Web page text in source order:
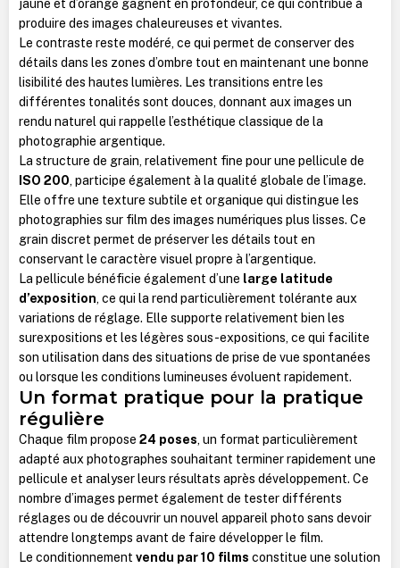
jaune et d’orange gagnent en profondeur, ce qui contribue à
produire des images chaleureuses et vivantes.
Le contraste reste modéré, ce qui permet de conserver des
détails dans les zones d’ombre tout en maintenant une bonne
lisibilité des hautes lumières. Les transitions entre les
différentes tonalités sont douces, donnant aux images un
rendu naturel qui rappelle l’esthétique classique de la
photographie argentique.
La structure de grain, relativement fine pour une pellicule de
ISO 200, participe également à la qualité globale de l’image.
Elle offre une texture subtile et organique qui distingue les
photographies sur film des images numériques plus lisses. Ce
grain discret permet de préserver les détails tout en
conservant le caractère visuel propre à l’argentique.
La pellicule bénéficie également d’une large latitude
d’exposition, ce qui la rend particulièrement tolérante aux
variations de réglage. Elle supporte relativement bien les
surexpositions et les légères sous-expositions, ce qui facilite
son utilisation dans des situations de prise de vue spontanées
ou lorsque les conditions lumineuses évoluent rapidement.
Un format pratique pour la pratique
régulière
Chaque film propose 24 poses, un format particulièrement
adapté aux photographes souhaitant terminer rapidement une
pellicule et analyser leurs résultats après développement. Ce
nombre d’images permet également de tester différents
réglages ou de découvrir un nouvel appareil photo sans devoir
attendre longtemps avant de faire développer le film.
Le conditionnement vendu par 10 films constitue une solution